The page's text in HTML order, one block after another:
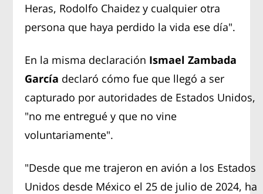
Heras, Rodolfo Chaidez y cualquier otra
persona que haya perdido la vida ese día".
En la misma declaración Ismael Zambada
García declaró cómo fue que llegó a ser
capturado por autoridades de Estados Unidos,
"no me entregué y que no vine
voluntariamente".
"Desde que me trajeron en avión a los Estados
Unidos desde México el 25 de julio de 2024, ha